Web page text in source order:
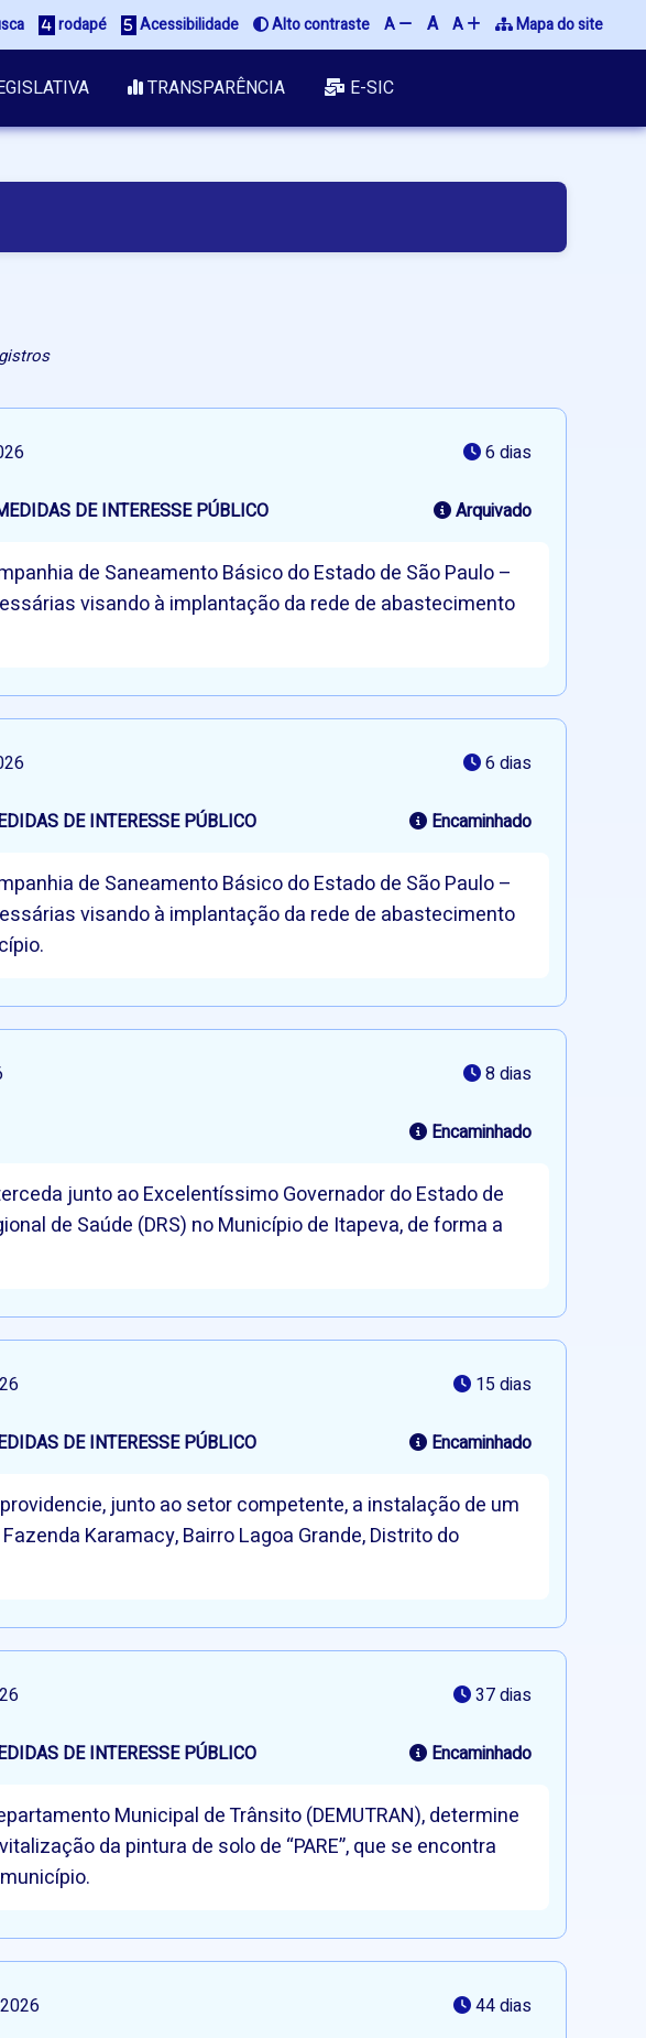
rodapé Acessibilidade Alto contraste A A A Mapa do site
TRANSPARÊNCIA E-SIC
6 dias
DE INTERESSE PÚBLICO Arquivado
de Saneamento Básico do Estado de São Paulo –
visando à implantação da rede de abastecimento
6 dias
DE INTERESSE PÚBLICO Encaminhado
de Saneamento Básico do Estado de São Paulo –
visando à implantação da rede de abastecimento
8 dias
Encaminhado
junto ao Excelentíssimo Governador do Estado de
de Saúde (DRS) no Município de Itapeva, de forma a
15 dias
DE INTERESSE PÚBLICO Encaminhado
junto ao setor competente, a instalação de um
Karamacy, Bairro Lagoa Grande, Distrito do
37 dias
DE INTERESSE PÚBLICO Encaminhado
Municipal de Trânsito (DEMUTRAN), determine
da pintura de solo de “PARE”, que se encontra
44 dias